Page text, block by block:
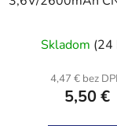
Skladom (24
4,47 € bez
5,50 €